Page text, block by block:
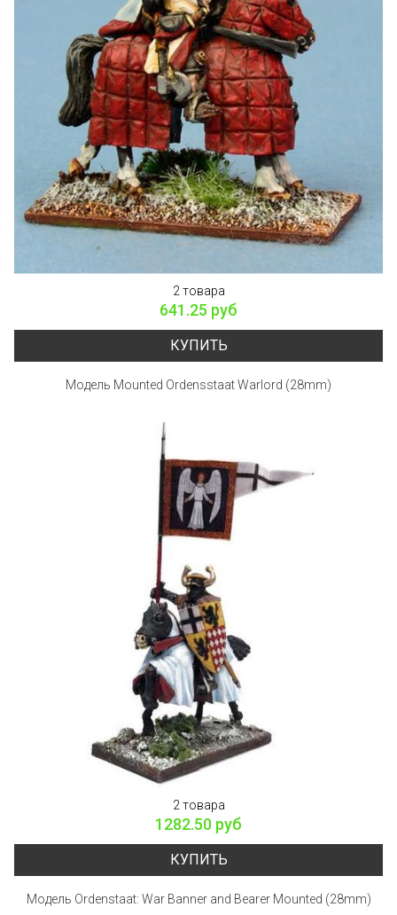
2 товара
641.25 руб
КУПИТЬ
Модель Mounted Ordensstaat Warlord (28mm)
2 товара
1282.50 руб
КУПИТЬ
Модель Ordenstaat: War Banner and Bearer Mounted (28mm)